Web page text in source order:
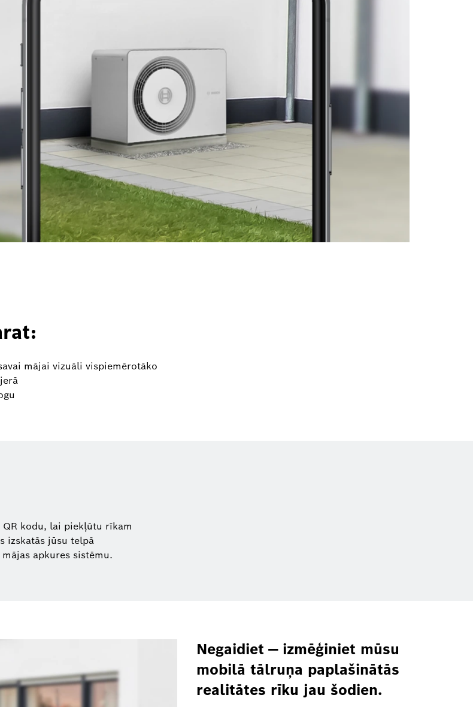
mājai vizuāli vispiemērotāko
kodu, lai piekļūtu rīkam
izskatās jūsu telpā
apkures sistēmu.
Negaidiet — izmēģiniet mūsu
mobilā tālruņa paplašinātās
realitātes rīku jau šodien.